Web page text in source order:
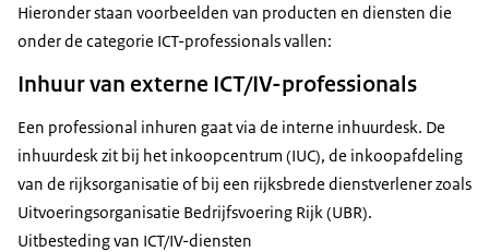
Hieronder staan voorbeelden van producten en diensten die
onder de categorie ICT-professionals vallen:
Inhuur van externe ICT/IV-professionals
Een professional inhuren gaat via de interne inhuurdesk. De
inhuurdesk zit bij het inkoopcentrum (IUC), de inkoopafdeling
van de rijksorganisatie of bij een rijksbrede dienstverlener zoals
Uitvoeringsorganisatie Bedrijfsvoering Rijk (UBR).
Uitbesteding van ICT/IV-diensten